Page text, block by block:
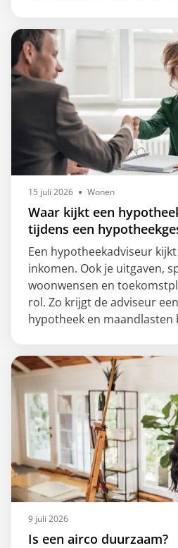
Waar kijkt een
tijdens een
15 juli 2026 Wonen
Een hypotheekadviseur
inkomen. Ook je uitgaven,
woonwensen en
rol. Zo krijgt de adviseur
hypotheek en maandlasten
Is een airco duurzaam?
9 juli 2026